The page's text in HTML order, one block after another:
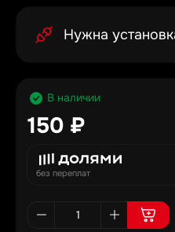
Нужна
В наличии
150 ₽
без переплат